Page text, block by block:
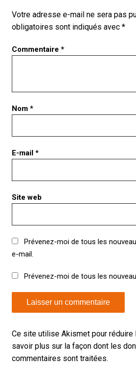
Votre adresse e-mail ne sera pas
obligatoires sont indiqués avec *
Commentaire *
Nom *
E-mail *
Site web
Prévenez-moi de tous les
e-mail.
Prévenez-moi de tous les
Ce site utilise Akismet pour réduire
savoir plus sur la façon dont les
commentaires sont traitées.